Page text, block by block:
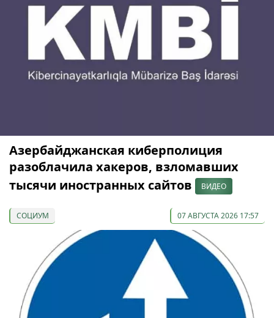
Азербайджанская киберполиция
разоблачила хакеров, взломавших
тысячи иностранных сайтов
ВИДЕО
СОЦИУМ 07 АВГУСТА 2026 17:57